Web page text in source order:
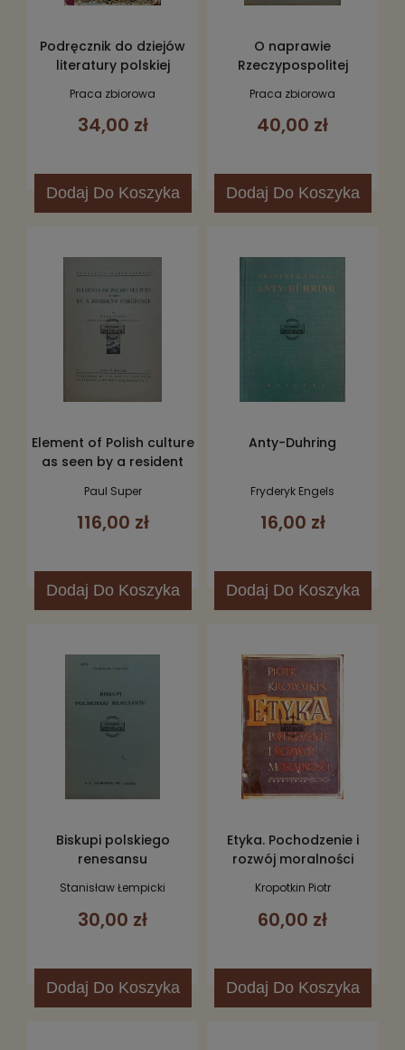
Podręcznik do dziejów
literatury polskiej
Praca zbiorowa
34,00 zł
Dodaj Do Koszyka
O naprawie
Rzeczypospolitej
Praca zbiorowa
40,00 zł
Dodaj Do Koszyka
Element of Polish culture
as seen by a resident
Paul Super
116,00 zł
Dodaj Do Koszyka
Anty-Duhring
Fryderyk Engels
16,00 zł
Dodaj Do Koszyka
Biskupi polskiego
renesansu
Stanisław Łempicki
30,00 zł
Dodaj Do Koszyka
Etyka. Pochodzenie i
rozwój moralności
Kropotkin Piotr
60,00 zł
Dodaj Do Koszyka